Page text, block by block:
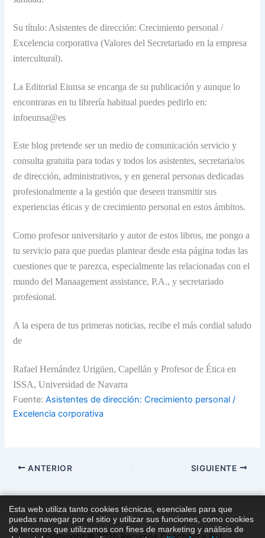
Su título: Asistentes de dirección: Crecimiento personal /
Excelencia corporativa (Valores del Secretariado en la empresa
intercultural).
La Editorial Eiunsa se encarga de su publicación y aunque lo
encontraras en tu librería habitual puedes pedirlo en:
infoeunsa@es
Este blog pretende ser un medio de comunicación servicio y
consulta gratuita para todas y todos los asistentes, secretaria/os
de dirección, administrativos, y en general personas dedicadas
profesionalmente a la gestión que deseen transmitir sus
experiencias éticas y de crecimiento personal en estos ámbitos.
Como profesor universitario y autor de estos libros, me pongo a
tu servicio para que puedas plantear desde esta página todas las
cuestiones que te parezca, especialmente las relacionadas con el
mundo del Manaagement assistance, P.A., y secretariado
profesional.
A la espera de tus primeras noticias, recibe el más cordial saludo
de
Rafael Hernández Urigüen, Capellán y Profesor de Ética en
ISSA, Universidad de Navarra
Fuente:Asistentes de dirección: Crecimiento personal /
Excelencia corporativa
ANTERIOR SIGUIENTE
Esta web utiliza tanto cookies técnicas, esenciales para que
puedas navegar por el sitio y utilizar sus funciones, como cookies
de terceros que utilizamos con fines de marketing y análisis de